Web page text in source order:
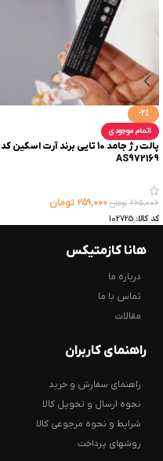
-2%
اتمام موجودی
پالت رژ جامد 10 تایی برند آرت اسکین کد
AS972169
۲۶۵,۰۰۶ تومان ۲۵۹,۰۰۰ تومان
کد کالا: 102725
هانا کازمتیکس
درباره ما
تماس با ما
مقالات
راهنمای کاربران
راهنمای سفارش و خرید
نحوه ارسال و تحویل کالا
شرایط و نحوه مرجوعی کالا
روشهای پرداخت